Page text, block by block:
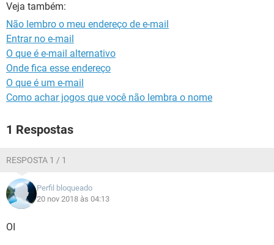
Veja também:
Não lembro o meu endereço de e-mail
Entrar no e-mail
O que é e-mail alternativo
Onde fica esse endereço
O que é um e-mail
Como achar jogos que você não lembra o nome
1 Respostas
RESPOSTA 1 / 1
Perfil bloqueado
20 nov 2018 às 04:13
OI